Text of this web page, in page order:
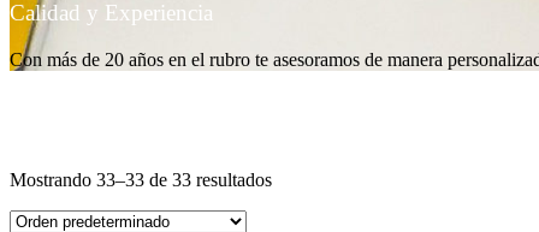
Calidad y Experiencia
Con más de 20 años en el rubro te asesoramos de manera
Mostrando 33–33 de 33 resultados